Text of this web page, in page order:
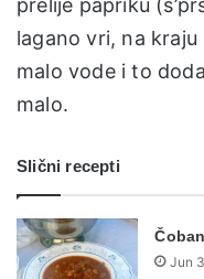
prelije papriku
lagano vri, na
malo vode i to
malo.
Slični recepti
Jun